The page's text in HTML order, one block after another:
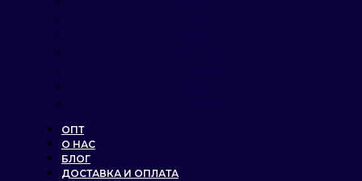
ОПТ
О НАС
БЛОГ
ДОСТАВКА И ОПЛАТА